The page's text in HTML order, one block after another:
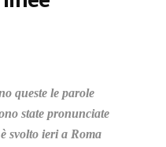
queste le parole
state pronunciate
svolto ieri a Roma